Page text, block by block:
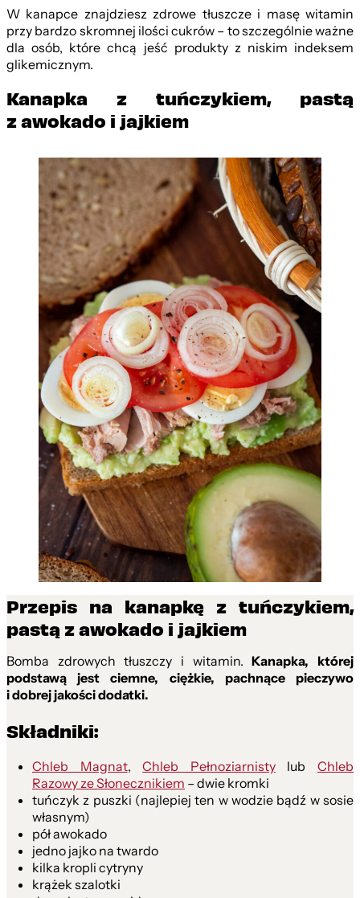
W kanapce znajdziesz zdrowe tłuszcze i masę witamin
przy bardzo skromnej ilości cukrów – to szczególnie ważne
dla osób, które chcą jeść produkty z niskim indeksem
glikemicznym.
Kanapka z tuńczykiem, pastą
z awokado i jajkiem
Przepis na kanapkę z tuńczykiem,
pastą z awokado i jajkiem
Bomba zdrowych tłuszczy i witamin.Kanapka, której
podstawą jest ciemne, ciężkie, pachnące pieczywo
i dobrej jakości dodatki.
Składniki:
Chleb Magnat,Chleb PełnoziarnistylubChleb
Razowy ze Słonecznikiem – dwie kromki
tuńczyk z puszki (najlepiej ten w wodzie bądź w sosie
własnym)
pół awokado
jedno jajko na twardo
kilka kropli cytryny
krążek szalotki